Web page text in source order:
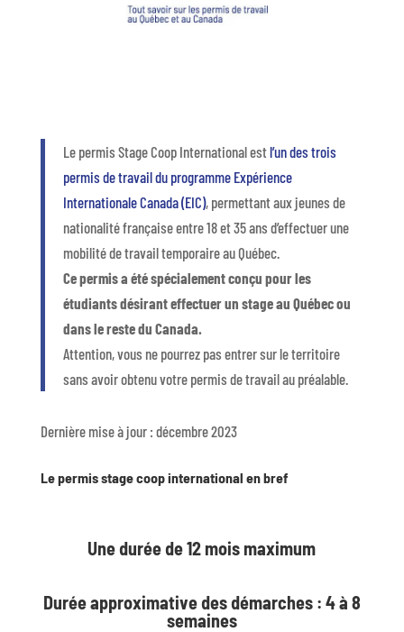
Le permis Stage Coop International estl’un des trois
permis de travail du programme Expérience
Internationale Canada (EIC), permettant aux jeunes de
nationalité française entre 18 et 35 ans d’effectuer une
mobilité de travail temporaire au Québec.
Ce permis a été spécialement conçu pour les
étudiants désirant effectuer un stage au Québec ou
dans le reste du Canada.
Attention, vous ne pourrez pas entrer sur le territoire
sans avoir obtenu votre permis de travail au préalable.
Dernière mise à jour : décembre 2023
Le permis stage coop international en bref
Une durée de 12 mois maximum
Durée approximative des démarches : 4 à 8
semaines